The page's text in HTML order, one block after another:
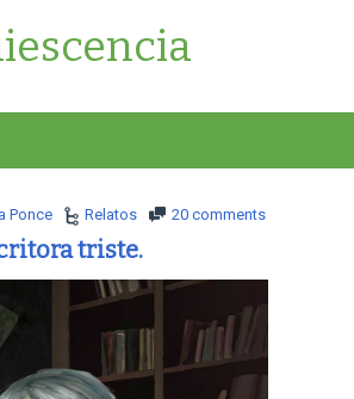
Ponce Relatos 20 comments
triste.